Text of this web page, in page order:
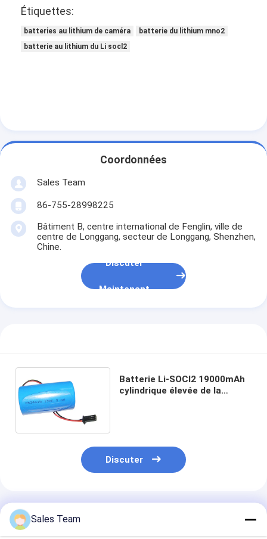
Batterie au lithium primaire
batterie de voiture hybride
Étiquettes:
batteries au lithium de caméra
batterie du lithium mno2
batterie au lithium du Li socl2
Coordonnées
Sales Team
86-755-28998225
Bâtiment B, centre international de Fenglin, ville de
centre de Longgang, secteur de Longgang, Shenzhen,
Chine.
Discuter
Maintenant
Batterie Li-SOCl2 19000mAh
cylindrique élevée de la
Discuter
Produits Recommandés
Sales Team